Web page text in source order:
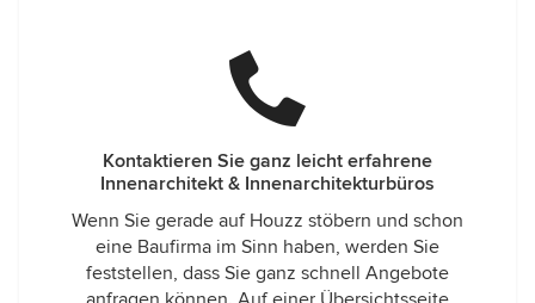
Kontaktieren Sie ganz leicht erfahrene
Innenarchitekt & Innenarchitekturbüros
Wenn Sie gerade auf Houzz stöbern und schon
eine Baufirma im Sinn haben, werden Sie
feststellen, dass Sie ganz schnell Angebote